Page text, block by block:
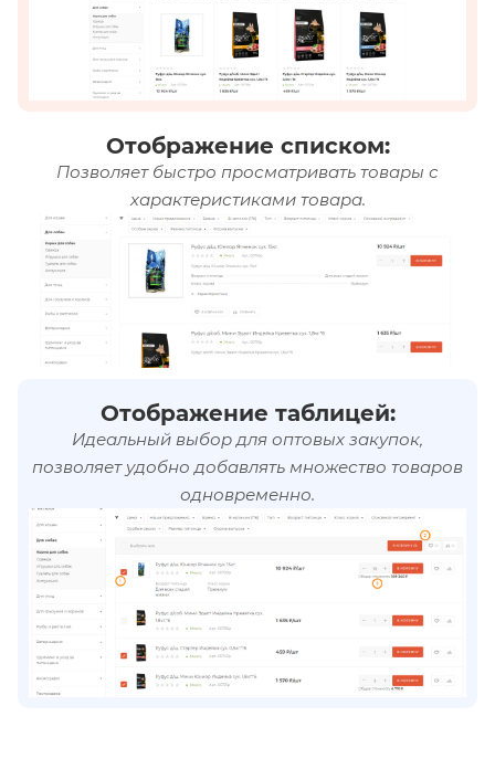
Отображение списком:
Позволяет быстро просматривать товары с
характеристиками товара.
Отображение таблицей:
Идеальный выбор для оптовых закупок,
позволяет удобно добавлять множество товаров
одновременно.